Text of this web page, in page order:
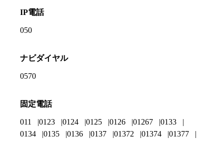
IP電話
050
ナビダイヤル
0570
固定電話
011 0123 0124 0125 0126 01267
0133
0134
0135 0136 0137 01372 01374
01377